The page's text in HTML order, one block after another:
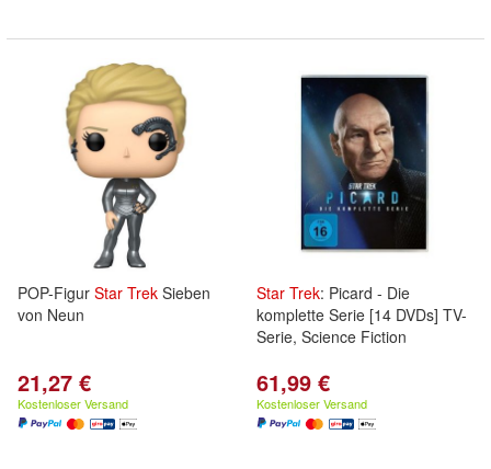
POP-Figur Star Trek Sieben
von Neun
21,27 €
Kostenloser Versand
Star Trek: Picard - Die
komplette Serie [14 DVDs] TV-
Serie, Science Fiction
61,99 €
Kostenloser Versand